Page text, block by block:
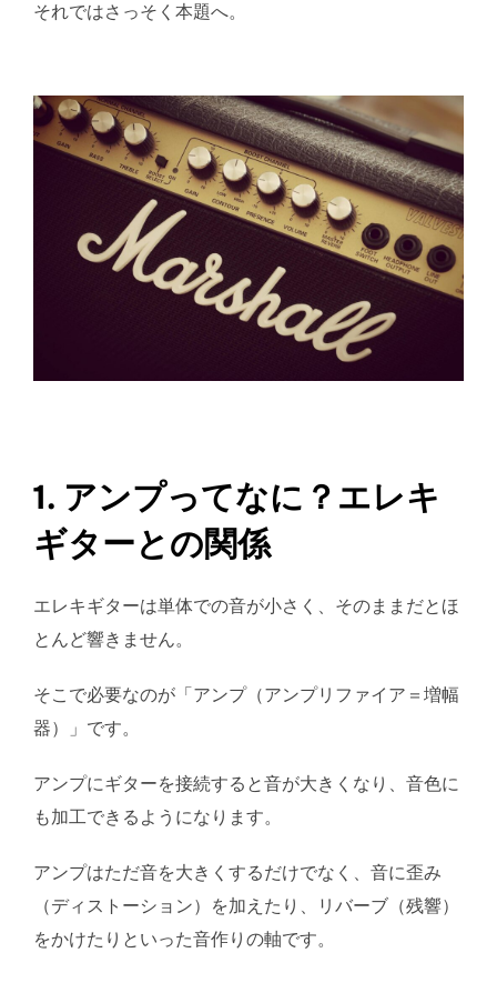
それではさっそく本題へ。
1. アンプってなに？エレキ
ギターとの関係
エレキギターは単体での音が小さく、そのままだとほ
とんど響きません。
そこで必要なのが「アンプ（アンプリファイア＝増幅
器）」です。
アンプにギターを接続すると音が大きくなり、音色に
も加工できるようになります。
アンプはただ音を大きくするだけでなく、音に歪み
（ディストーション）を加えたり、リバーブ（残響）
をかけたりといった音作りの軸です。